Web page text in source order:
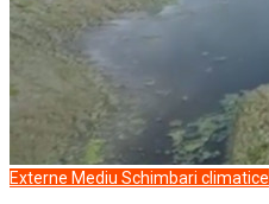
Externe Mediu Schimbari climatice